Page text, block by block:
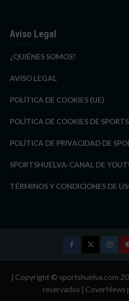
Aviso Legal
¿QUIÉNES SOMOS?
AVISO LEGAL
POLÍTICA DE COOKIES (UE)
POLÍTICA DE COOKIES DE
POLÍTICA DE PRIVACIDAD DE
SPORTSHUELVA-CANAL DE
TÉRMINOS Y CONDICIONES DE
| Copyright © sportshuelva.com
reservados | CoverNews